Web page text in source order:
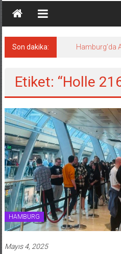
Son dakika: Hamburg’da
Etiket: “Holle
HAMBURG
Mayıs 4, 2025